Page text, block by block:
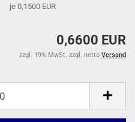
je 0,1500 EUR
0,6600 EUR
zzgl. 19% MwSt. zzgl. netto Versand